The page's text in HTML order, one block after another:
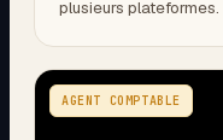
plusieurs plateformes.
AGENT COMPTABLE